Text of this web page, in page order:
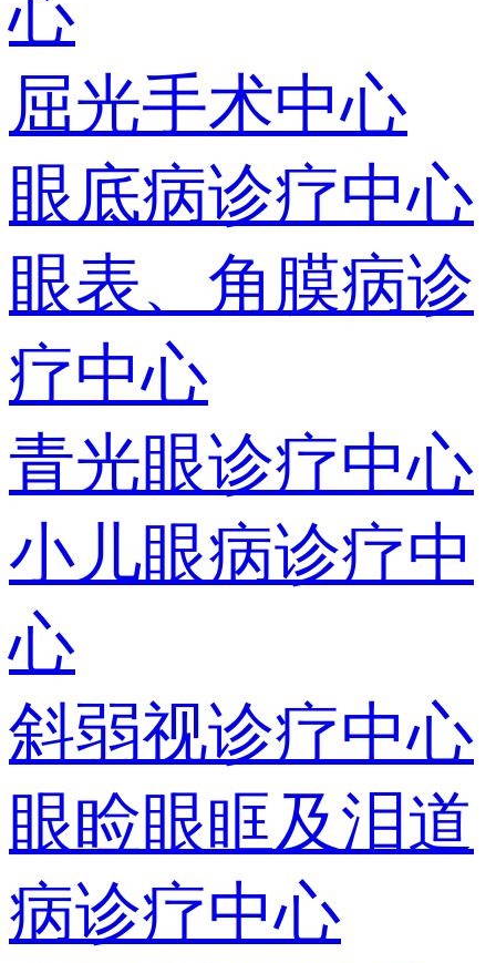
心
屈光手术中心
眼底病诊疗中心
眼表、角膜病诊
疗中心
青光眼诊疗中心
小儿眼病诊疗中
心
斜弱视诊疗中心
眼睑眼眶及泪道
病诊疗中心